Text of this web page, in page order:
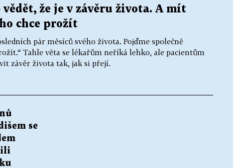
že je v závěru života. A mít
chce prožít
pár měsíců svého života. Pojďme společně
Tahle věta se lékařům neříká lehko, ale pacientům
závěr života tak, jak si přejí.
se